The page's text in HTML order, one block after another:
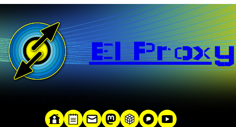
El Proxy